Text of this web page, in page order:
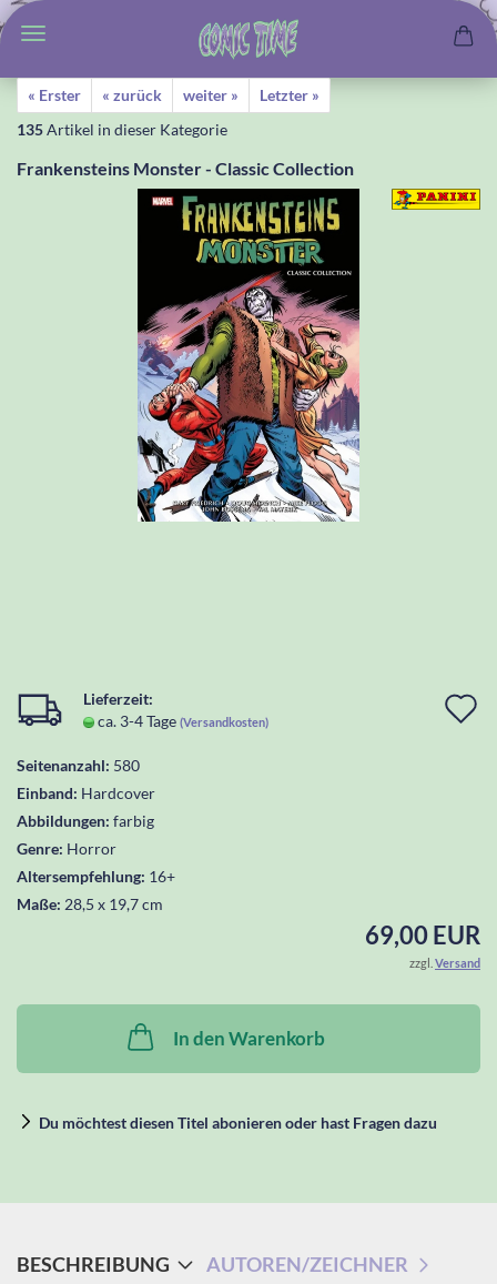
« Erster « zurück weiter »
Letzter »
135Artikel in dieser Kategorie
Frankensteins Monster - Classic Collection
Lieferzeit:
ca. 3-4 Tage (Versandkosten)
Seitenanzahl: 580
Einband: Hardcover
Abbildungen: farbig
Genre: Horror
Altersempfehlung: 16+
Maße: 28,5 x 19,7 cm
69,00 EUR
zzgl. Versand
In den Warenkorb
Du möchtest diesen Titel abonieren oder hast Fragen dazu
BESCHREIBUNG AUTOREN/ZEICHNER